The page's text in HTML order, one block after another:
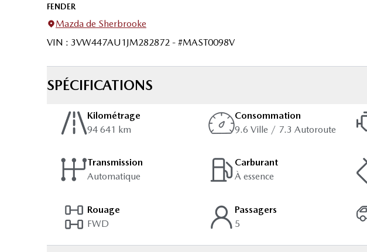
FENDER
Mazda de Sherbrooke
VIN : 3VW447AU1JM282872 - #MAST0098V
SPÉCIFICATIONS
Kilométrage
94 641 km
Consommation
9.6 Ville / 7.3 Autoroute
Transmission
Automatique
Carburant
À essence
Rouage
FWD
Passagers
5